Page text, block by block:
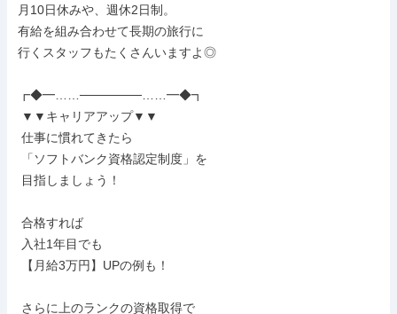
月10日休みや、週休2日制。
有給を組み合わせて長期の旅行に
行くスタッフもたくさんいますよ◎
┏◆━……───────……━◆┓